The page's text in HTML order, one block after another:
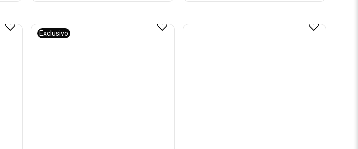
Exclusivo